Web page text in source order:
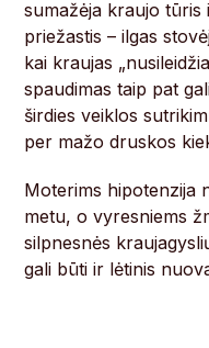
sumažėja kraujo tūris
priežastis – ilgas
kai kraujas
spaudimas taip pat
širdies veiklos
per mažo druskos
Moterims hipotenzija
metu, o vyresniems
silpnesnės
gali būti ir lėtinis